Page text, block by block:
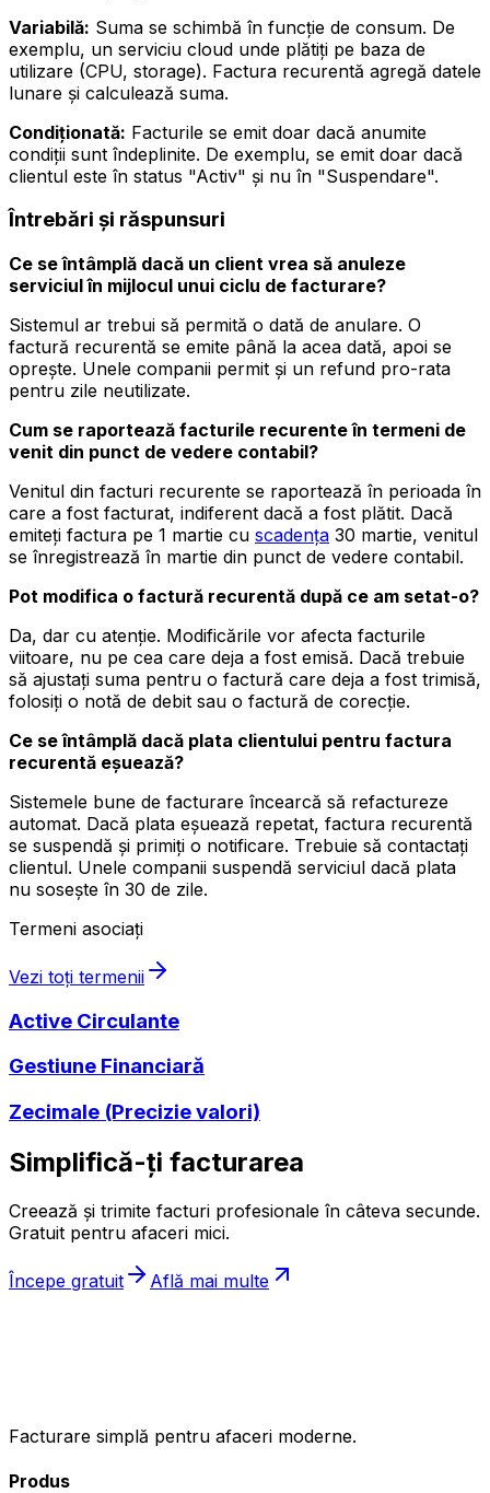
Variabilă: Suma se schimbă în funcție de consum. De
exemplu, un serviciu cloud unde plătiți pe baza de
utilizare (CPU, storage). Factura recurentă agregă datele
lunare și calculează suma.
Condiționată: Facturile se emit doar dacă anumite
condiții sunt îndeplinite. De exemplu, se emit doar dacă
clientul este în status "Activ" și nu în "Suspendare".
Întrebări și răspunsuri
Ce se întâmplă dacă un client vrea să anuleze
serviciul în mijlocul unui ciclu de facturare?
Sistemul ar trebui să permită o dată de anulare. O
factură recurentă se emite până la acea dată, apoi se
oprește. Unele companii permit și un refund pro-rata
pentru zile neutilizate.
Cum se raportează facturile recurente în termeni de
venit din punct de vedere contabil?
Venitul din facturi recurente se raportează în perioada în
care a fost facturat, indiferent dacă a fost plătit. Dacă
emiteți factura pe 1 martie cu scadența 30 martie, venitul
se înregistrează în martie din punct de vedere contabil.
Pot modifica o factură recurentă după ce am setat-o?
Da, dar cu atenție. Modificările vor afecta facturile
viitoare, nu pe cea care deja a fost emisă. Dacă trebuie
să ajustați suma pentru o factură care deja a fost trimisă,
folosiți o notă de debit sau o factură de corecție.
Ce se întâmplă dacă plata clientului pentru factura
recurentă eșuează?
Sistemele bune de facturare încearcă să refactureze
automat. Dacă plata eșuează repetat, factura recurentă
se suspendă și primiți o notificare. Trebuie să contactați
clientul. Unele companii suspendă serviciul dacă plata
nu sosește în 30 de zile.
Termeni asociați
Vezi toți termenii
Active Circulante
Gestiune Financiară
Zecimale (Precizie valori)
Simplifică-ți facturarea
Creează și trimite facturi profesionale în câteva secunde.
Gratuit pentru afaceri mici.
Începe gratuit Află mai multe
Facturare simplă pentru afaceri moderne.
Produs